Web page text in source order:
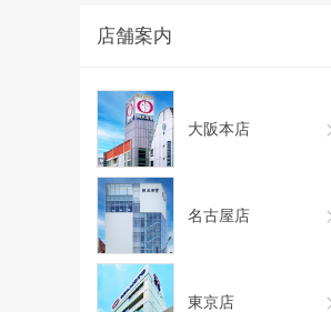
店舗案内
大阪本店
名古屋店
東京店